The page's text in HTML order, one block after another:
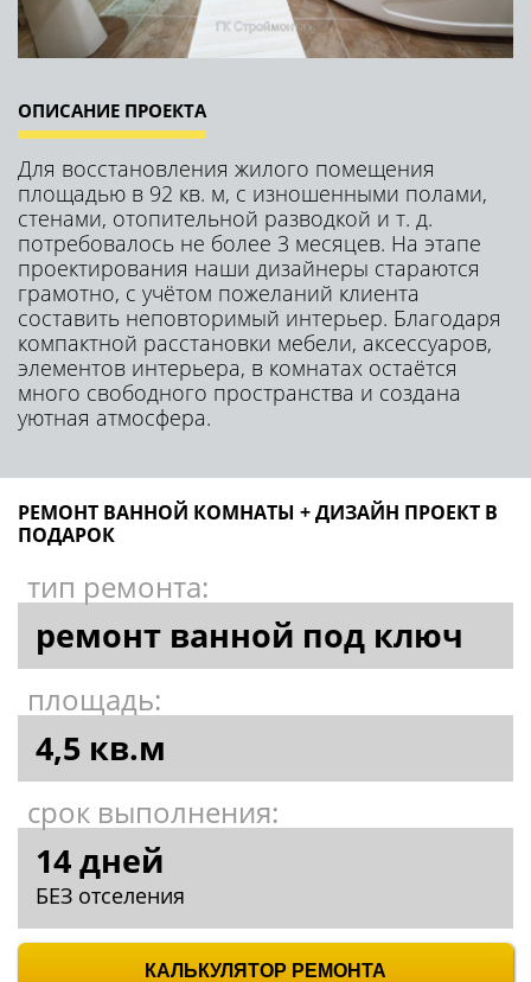
ОПИСАНИЕ ПРОЕКТА
Для восстановления жилого помещения
площадью в 92 кв. м, с изношенными полами,
стенами, отопительной разводкой и т. д.
потребовалось не более 3 месяцев. На этапе
проектирования наши дизайнеры стараются
грамотно, с учётом пожеланий клиента
составить неповторимый интерьер. Благодаря
компактной расстановки мебели, аксессуаров,
элементов интерьера, в комнатах остаётся
много свободного пространства и создана
уютная атмосфера.
РЕМОНТ ВАННОЙ КОМНАТЫ + ДИЗАЙН ПРОЕКТ В
ПОДАРОК
тип ремонта:
ремонт ванной под ключ
площадь:
4,5 кв.м
срок выполнения:
14 дней
БЕЗ отселения
КАЛЬКУЛЯТОР РЕМОНТА